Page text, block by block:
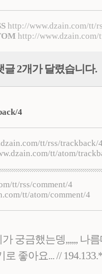
http://www.dzain.com/tt/
http://www.dzain.com/
글2개가 달렸습니다.
4
tt/rss/trackback/
tt/atom/
tt/rss/comment/4
tt/atom/comment/4
궁금했는뎅,,,,,, 나
좋아요... //